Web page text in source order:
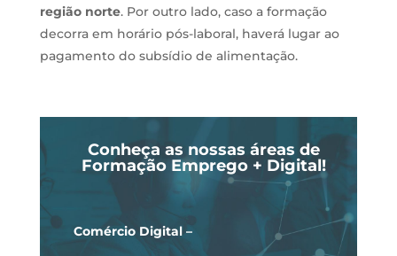
região norte. Por outro lado, caso a formação
decorra em horário pós-laboral, haverá lugar ao
pagamento do subsídio de alimentação.
Conheça as nossas áreas de
Formação Emprego + Digital!
Comércio Digital –